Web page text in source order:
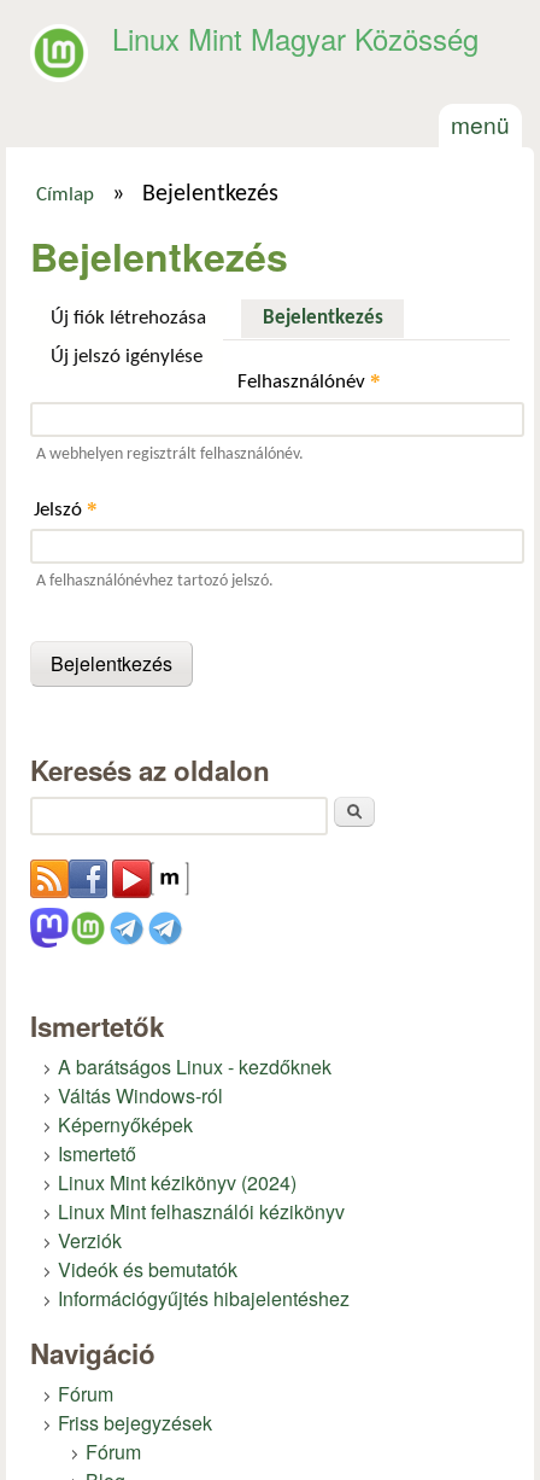
Linux Mint Magyar Közösség
menü
Címlap » Bejelentkezés
Bejelentkezés
Új fiók létrehozása Bejelentkezés(aktív fül)
Új jelszó igénylése
Felhasználónév*
A webhelyen regisztrált felhasználónév.
Jelszó *
A felhasználónévhez tartozó jelszó.
Keresés az oldalon
Ismertetők
A barátságos Linux - kezdőknek
Váltás Windows-ról
Képernyőképek
Ismertető
Linux Mint kézikönyv (2024)
Linux Mint felhasználói kézikönyv
Verziók
Videók és bemutatók
Információgyűjtés hibajelentéshez
Navigáció
Fórum
Friss bejegyzések
Fórum